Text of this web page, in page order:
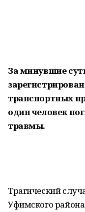
За минувшие
транспортных
один человек
травмы.
Трагический
Уфимского